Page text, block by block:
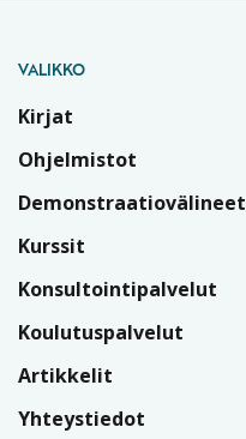
VALIKKO
Kirjat
Ohjelmistot
Demonstraatiovälineet
Kurssit
Konsultointipalvelut
Koulutuspalvelut
Artikkelit
Yhteystiedot